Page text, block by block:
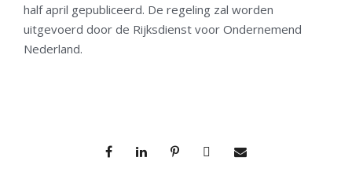
half april gepubliceerd. De regeling zal worden
uitgevoerd door de Rijksdienst voor Ondernemend
Nederland.